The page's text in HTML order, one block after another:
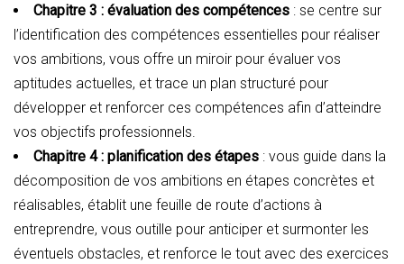
Chapitre 3 : évaluation des compétences : se centre sur
l’identification des compétences essentielles pour réaliser
vos ambitions, vous offre un miroir pour évaluer vos
aptitudes actuelles, et trace un plan structuré pour
développer et renforcer ces compétences afin d’atteindre
vos objectifs professionnels.
Chapitre 4 : planification des étapes : vous guide dans la
décomposition de vos ambitions en étapes concrètes et
réalisables, établit une feuille de route d’actions à
entreprendre, vous outille pour anticiper et surmonter les
éventuels obstacles, et renforce le tout avec des exercices